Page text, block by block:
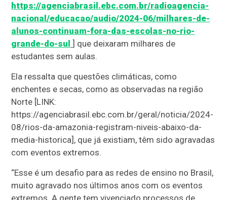
https://agenciabrasil.ebc.com.br/radioagencia-
nacional/educacao/audio/2024-06/milhares-de-
alunos-continuam-fora-das-escolas-no-rio-
grande-do-sul ] que deixaram milhares de
estudantes sem aulas.
Ela ressalta que questões climáticas, como
enchentes e secas, como as observadas na região
Norte [LINK:
https://agenciabrasil.ebc.com.br/geral/noticia/2024-
08/rios-da-amazonia-registram-niveis-abaixo-da-
media-historica], que já existiam, têm sido agravadas
com eventos extremos.
“Esse é um desafio para as redes de ensino no Brasil,
muito agravado nos últimos anos com os eventos